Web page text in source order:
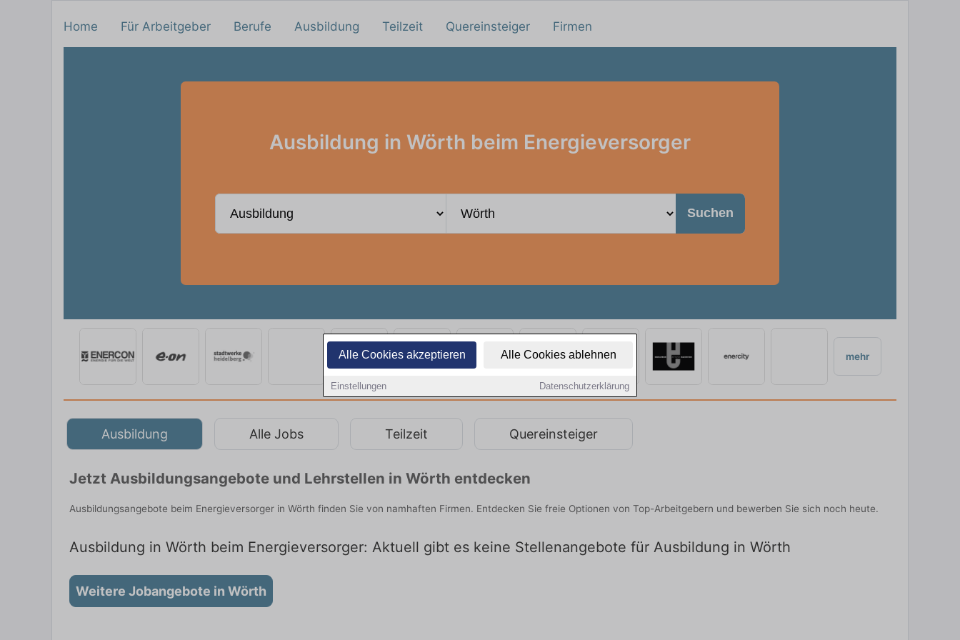
Alle Cookies akzeptieren Alle Cookies ablehnen
Einstellungen Datenschutzerklärung
Home Für Arbeitgeber Berufe Ausbildung Teilzeit Quereinsteiger Firmen
Ausbildung in Wörth beim Energieversorger
Suchen
mehr
Ausbildung Alle Jobs Teilzeit Quereinsteiger
Jetzt Ausbildungsangebote und Lehrstellen in Wörth entdecken
Ausbildungsangebote beim Energieversorger in Wörth finden Sie von namhaften Firmen. Entdecken Sie freie Optionen von Top-Arbeitgebern und bewerben Sie sich noch heute.
Ausbildung in Wörth beim Energieversorger: Aktuell gibt es keine Stellenangebote für Ausbildung in Wörth
Weitere Jobangebote in Wörth